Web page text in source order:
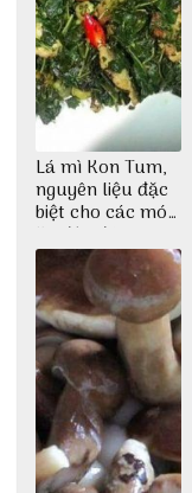
Lá mì Kon Tum,
nguyên liệu đặc
biệt cho các món
ăn độc đáo